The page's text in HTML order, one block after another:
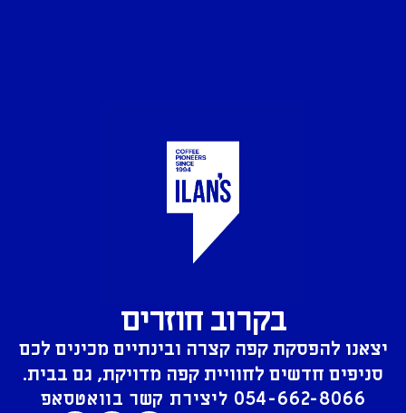
בקרוב חוזרים
יצאנו להפסקת קפה קצרה ובינתיים מכינים לכם
סניפים חדשים לחוויית קפה מדויקת, גם בבית.
054-662-8066